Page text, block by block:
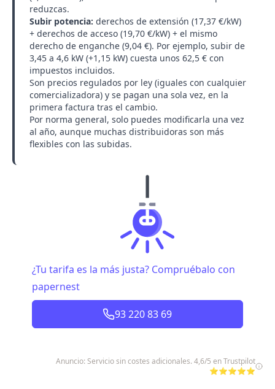
reduzcas.
Subir potencia: derechos de extensión (17,37 €/kW)
+ derechos de acceso (19,70 €/kW) + el mismo
derecho de enganche (9,04 €). Por ejemplo, subir de
3,45 a 4,6 kW (+1,15 kW) cuesta unos 62,5 € con
impuestos incluidos.
Son precios regulados por ley (iguales con cualquier
comercializadora) y se pagan una sola vez, en la
primera factura tras el cambio.
Por norma general, solo puedes modificarla una vez
al año, aunque muchas distribuidoras son más
flexibles con las subidas.
¿Tu tarifa es la más justa? Compruébalo con
papernest
93 220 83 69
Anuncio: Servicio sin costes adicionales. 4,6/5 en Trustpilot
⭐⭐⭐⭐⭐